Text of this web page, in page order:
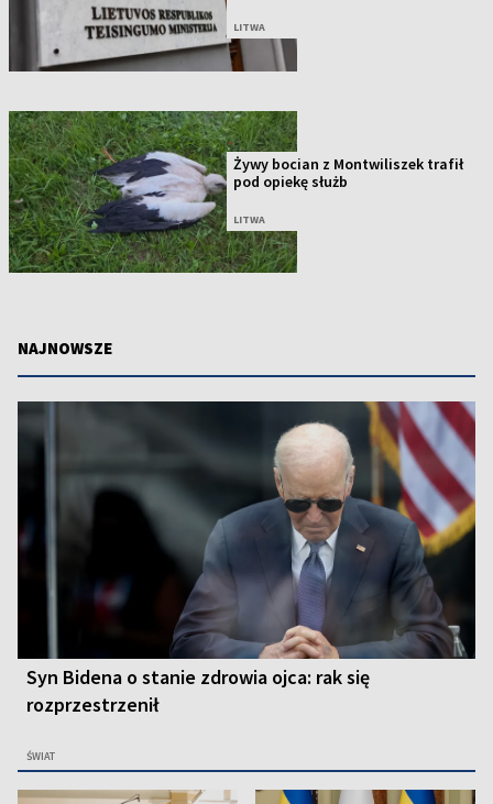
LITWA
Żywy bocian z Montwiliszek trafił
pod opiekę służb
LITWA
NAJNOWSZE
Syn Bidena o stanie zdrowia ojca: rak się
rozprzestrzenił
ŚWIAT